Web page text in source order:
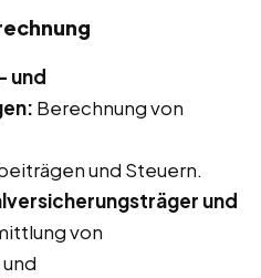
und
Berechnung von
und Steuern.
und
von